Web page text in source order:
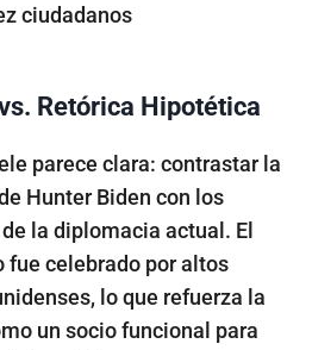
ciudadanos
Retórica Hipotética
parece clara: contrastar la
Hunter Biden con los
la diplomacia actual. El
celebrado por altos
lo que refuerza la
un socio funcional para